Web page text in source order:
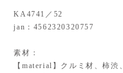
KA4741／52
jan：4562320320757
素材：
【material】クルミ材、柿渋